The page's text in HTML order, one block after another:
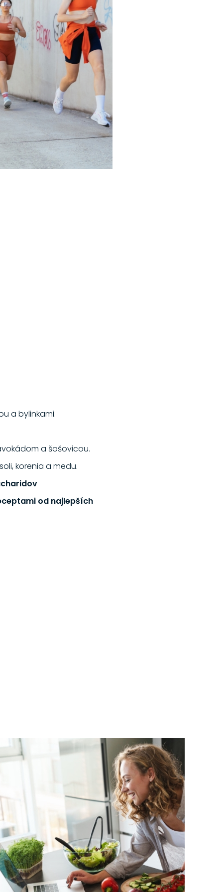
a bylinkami.
a šošovicou.
korenia a medu.
od najlepších